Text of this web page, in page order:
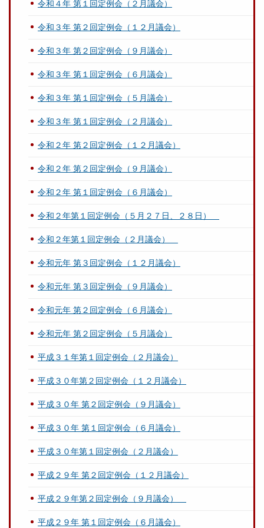
令和４年 第１回定例会（２月議会）
令和３年 第２回定例会（１２月議会）
令和３年 第２回定例会（９月議会）
令和３年 第１回定例会（６月議会）
令和３年 第１回定例会（５月議会）
令和３年 第１回定例会（２月議会）
令和２年 第２回定例会（１２月議会）
令和２年 第２回定例会（９月議会）
令和２年 第１回定例会（６月議会）
令和２年第１回定例会（５月２７日、２８日）
令和２年第１回定例会（２月議会）
令和元年 第３回定例会（１２月議会）
令和元年 第３回定例会（９月議会）
令和元年 第２回定例会（６月議会）
令和元年 第２回定例会（５月議会）
平成３１年第１回定例会（２月議会）
平成３０年第２回定例会（１２月議会）
平成３０年 第２回定例会（９月議会）
平成３０年 第１回定例会（６月議会）
平成３０年第１回定例会（２月議会）
平成２９年 第２回定例会（１２月議会）
平成２９年第２回定例会（９月議会）
平成２９年 第１回定例会（６月議会）